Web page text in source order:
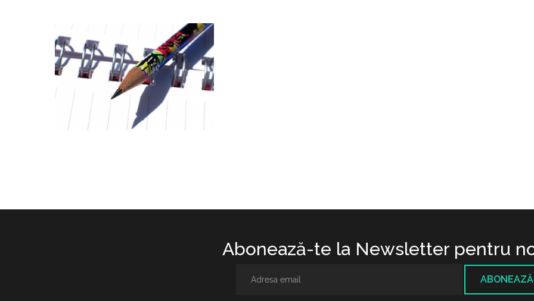
Abonează-te la Newsletter pentru